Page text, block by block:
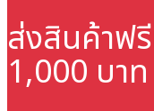
ส่งสินค้าฟรี
1,000 บาท